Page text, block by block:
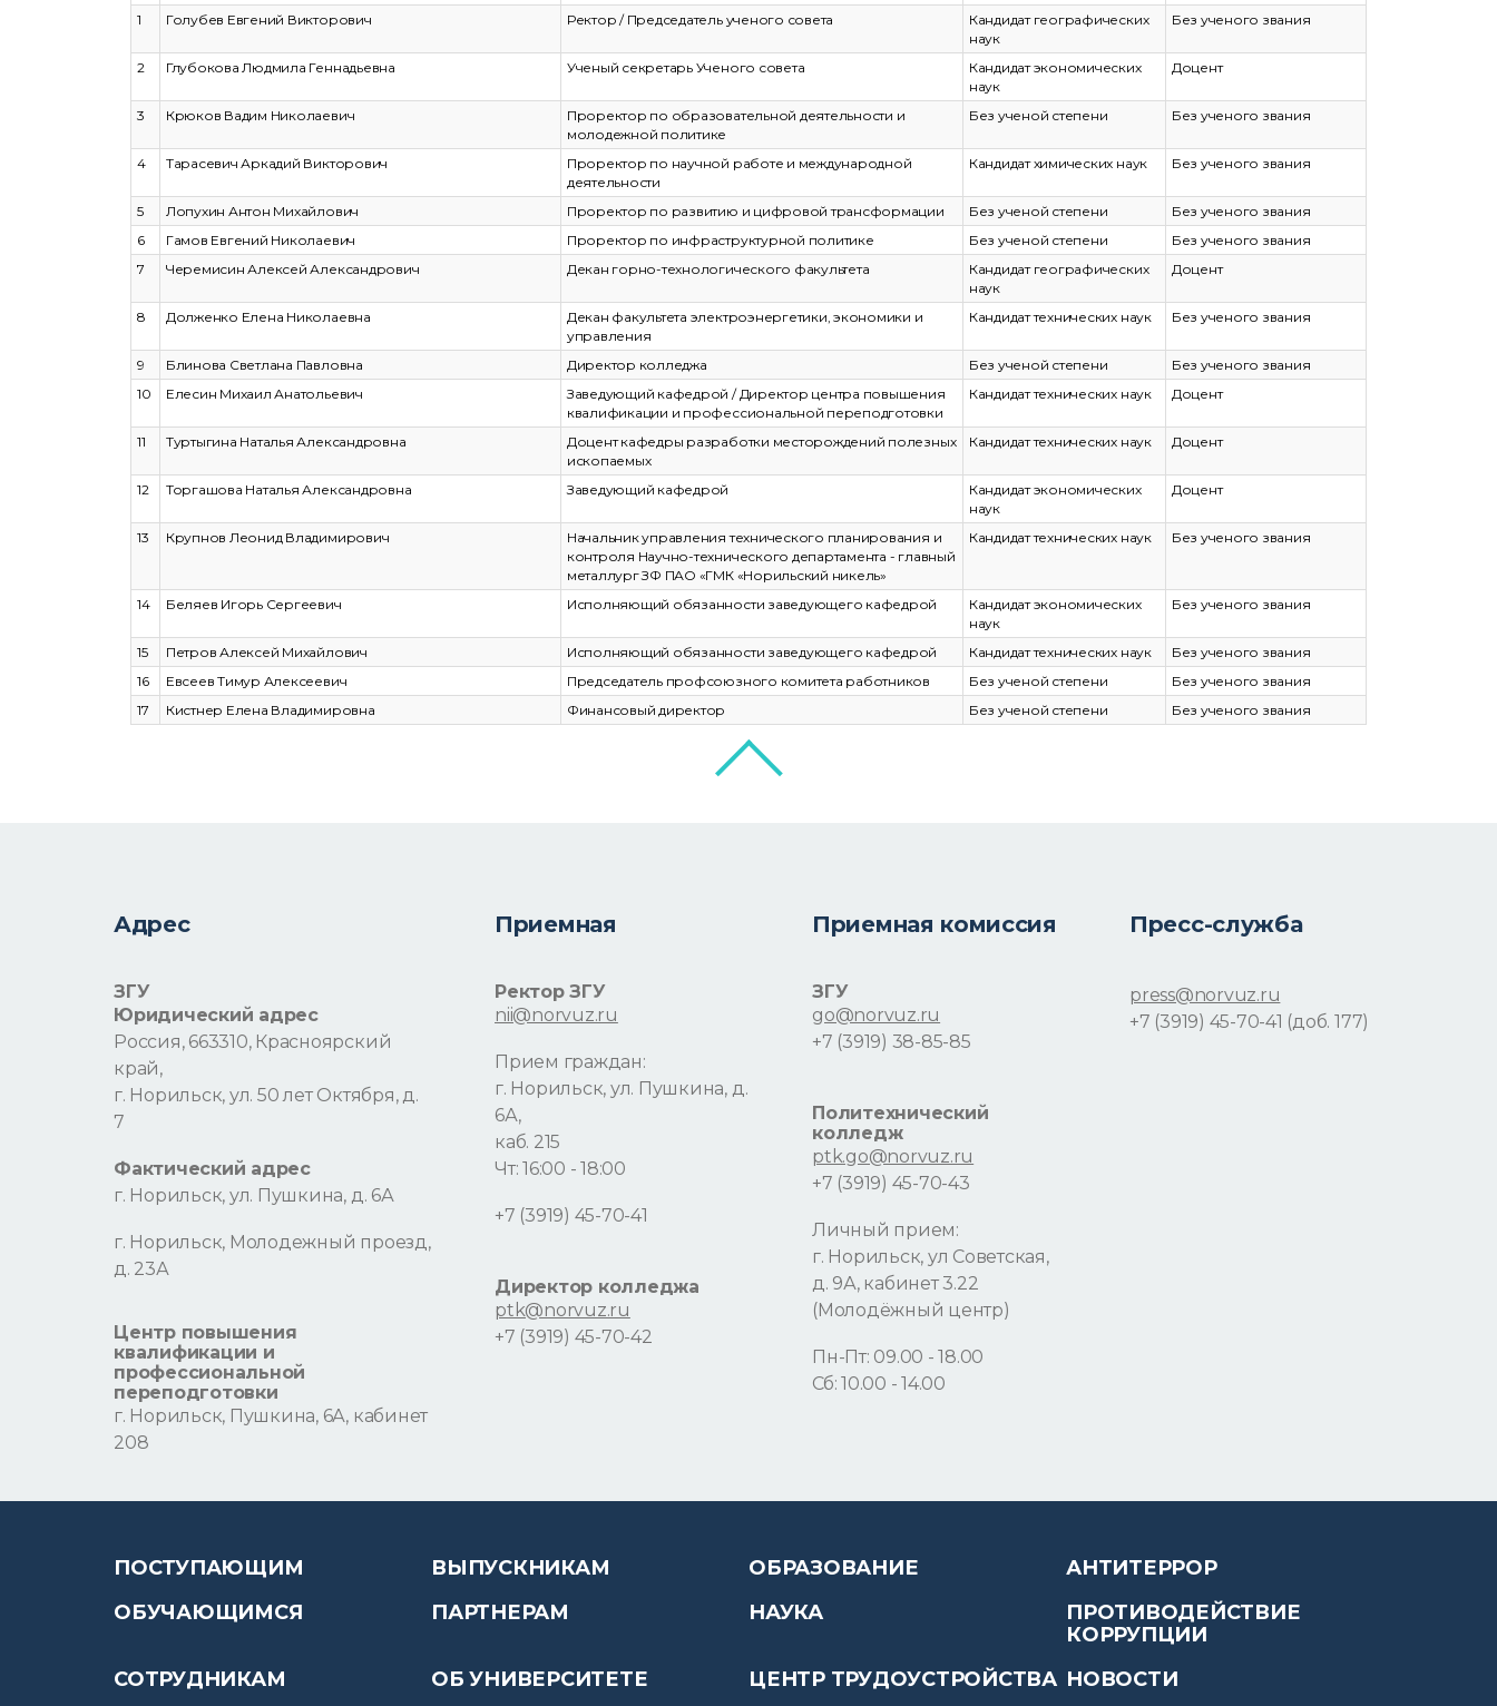
1
Голубев Евгений Викторович Ректор / Председатель ученого совета
Кандидат географических
наук
Без ученого звания
2 Глубокова Людмила Геннадьевна Ученый секретарь Ученого совета
Кандидат экономических
наук
Доцент
3 Крюков Вадим Николаевич
Проректор по образовательной деятельности и
молодежной политике
Без ученой степени Без ученого звания
4 Тарасевич Аркадий Викторович
Проректор по научной работе и международной
деятельности
Кандидат химических наук Без ученого звания
5 Лопухин Антон Михайлович Проректор по развитию и цифровой трансформации Без ученой степени
Без ученого звания
6
Гамов Евгений Николаевич Проректор по инфраструктурной политике Без ученой степени
Без ученого звания
7
Черемисин Алексей Александрович Декан горно-технологического факультета
Кандидат географических
наук
Доцент
8 Долженко Елена Николаевна
Декан факультета электроэнергетики, экономики и
управления
Кандидат технических наук Без ученого звания
9 Блинова Светлана Павловна Директор колледжа Без ученой степени
Без ученого звания
10
Елесин Михаил Анатольевич
Заведующий кафедрой / Директор центра повышения
квалификации и профессиональной переподготовки
Кандидат технических наук Доцент
11 Туртыгина Наталья Александровна
Доцент кафедры разработки месторождений полезных
ископаемых
Кандидат технических наук Доцент
12 Торгашова Наталья Александровна Заведующий кафедрой
Кандидат экономических
наук
Доцент
13 Крупнов Леонид Владимирович
Начальник управления технического планирования и
контроля Научно-технического департамента - главный
металлург ЗФ ПАО «ГМК «Норильский никель»
Кандидат технических наук Без ученого звания
14 Беляев Игорь Сергеевич Исполняющий обязанности заведующего кафедрой
Кандидат экономических
наук
Без ученого звания
15 Петров Алексей Михайлович Исполняющий обязанности заведующего кафедрой Кандидат технических наук
Без ученого звания
16
Евсеев Тимур Алексеевич Председатель профсоюзного комитета работников Без ученой степени
Без ученого звания
17
Кистнер Елена Владимировна Финансовый директор Без ученой степени Без ученого звания
Адрес
ЗГУ
Юридический адрес
Россия, 663310, Красноярский
край,
г. Норильск, ул. 50 лет Октября, д.
7
Фактический адрес
г. Норильск, ул. Пушкина, д. 6А
г. Норильск, Молодежный проезд,
д. 23А
Центр повышения
квалификации и
профессиональной
переподготовки
г. Норильск, Пушкина, 6А, кабинет
208
Приемная
Ректор ЗГУ
nii@norvuz.ru
Прием граждан:
г. Норильск, ул. Пушкина, д.
6А,
каб. 215
Чт: 16:00 - 18:00
+7 (3919) 45-70-41
Директор колледжа
ptk@norvuz.ru
+7 (3919) 45-70-42
Приемная комиссия
ЗГУ
go@norvuz.ru
+7 (3919) 38-85-85
Политехнический
колледж
ptk.go@norvuz.ru
+7 (3919) 45-70-43
Личный прием:
г. Норильск, ул Советская,
д. 9А, кабинет 3.22
(Молодёжный центр)
Пн-Пт: 09.00 - 18.00
Сб: 10.00 - 14.00
Пресс-служба
press@norvuz.ru
+7 (3919) 45-70-41 (доб. 177)
ПОСТУПАЮЩИМ ВЫПУСКНИКАМ ОБРАЗОВАНИЕ
АНТИТЕРРОР
ОБУЧАЮЩИМСЯ
ПАРТНЕРАМ НАУКА
ПРОТИВОДЕЙСТВИЕ
КОРРУПЦИИ
СОТРУДНИКАМ
ОБ УНИВЕРСИТЕТЕ ЦЕНТР ТРУДОУСТРОЙСТВА НОВОСТИ